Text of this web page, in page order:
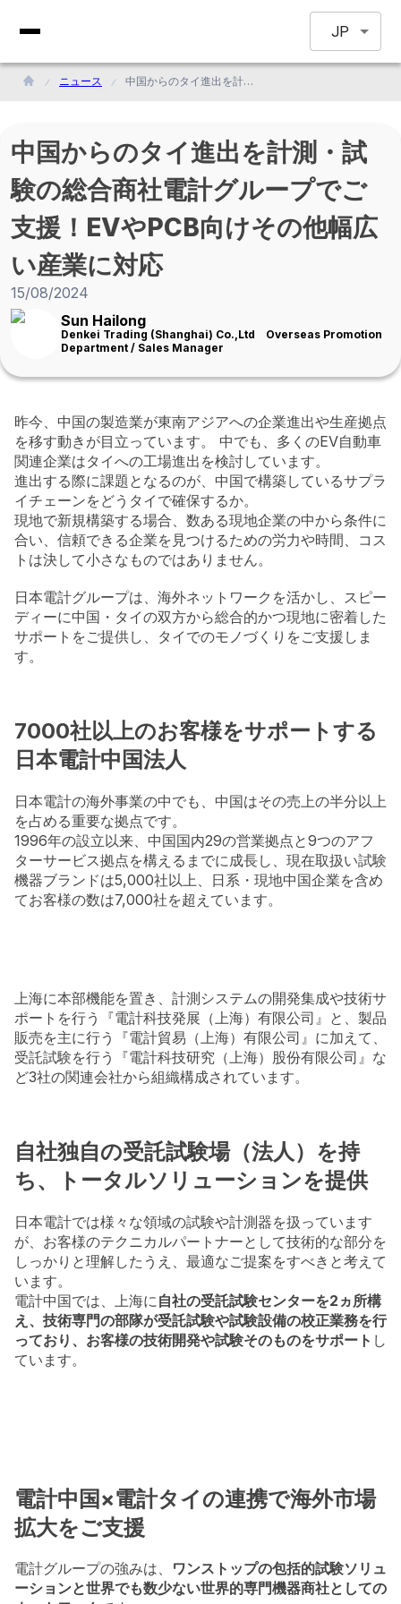
JP
ニュース 中国からのタイ進出を計測・試験の総合商社電計グループでご支援！EVやPCB向けその他幅広い産業に対応
中国からのタイ進出を計測・試
験の総合商社電計グループでご
支援！EVやPCB向けその他幅広
い産業に対応
15/08/2024
Sun Hailong
Denkei Trading (Shanghai) Co.,Ltd Overseas Promotion
Department / Sales Manager
昨今、中国の製造業が東南アジアへの企業進出や生産拠点
を移す動きが目立っています。 中でも、多くのEV自動車
関連企業はタイへの工場進出を検討しています。
進出する際に課題となるのが、中国で構築しているサプラ
イチェーンをどうタイで確保するか。
現地で新規構築する場合、数ある現地企業の中から条件に
合い、信頼できる企業を見つけるための労力や時間、コス
トは決して小さなものではありません。
日本電計グループは、海外ネットワークを活かし、スピー
ディーに中国・タイの双方から総合的かつ現地に密着した
サポートをご提供し、タイでのモノづくりをご支援しま
す。
7000社以上のお客様をサポートする
日本電計中国法人
日本電計の海外事業の中でも、中国はその売上の半分以上
を占める重要な拠点です。
1996年の設立以来、中国国内29の営業拠点と9つのアフ
ターサービス拠点を構えるまでに成長し、現在取扱い試験
機器ブランドは5,000社以上、日系・現地中国企業を含め
てお客様の数は7,000社を超えています。
上海に本部機能を置き、計測システムの開発集成や技術サ
ポートを行う『電計科技発展（上海）有限公司』と、製品
販売を主に行う『電計貿易（上海）有限公司』に加えて、
受託試験を行う『電計科技研究（上海）股份有限公司』な
ど3社の関連会社から組織構成されています。
自社独自の受託試験場（法人）を持
ち、トータルソリューションを提供
日本電計では様々な領域の試験や計測器を扱っています
が、お客様のテクニカルパートナーとして技術的な部分を
しっかりと理解したうえ、最適なご提案をすべきと考えて
います。
電計中国では、上海に 自社の受託試験センターを2ヵ所構
え、技術専門の部隊が受託試験や試験設備の校正業務を行
っており、お客様の技術開発や試験そのものをサポート し
ています。
電計中国×電計タイの連携で海外市場
拡大をご支援
電計グループの強みは、 ワンストップの包括的試験ソリュ
ーションと世界でも数少ない世界的専門機器商社としての